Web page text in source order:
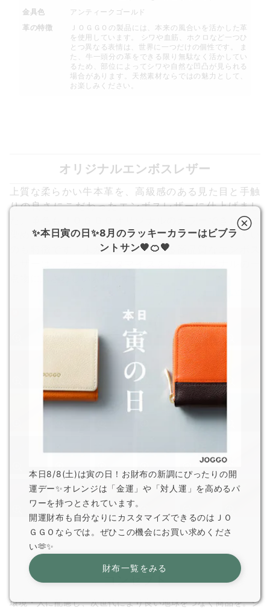
金具色
アンティークゴールド
革の特徴
ＪＯＧＧＯの製品には、本来の風合いを活かした革
を使用しています。 シワや血筋、ホクロなど一つひ
とつ異なる表情は、世界に一つだけの個性です。 ま
た、牛一頭分の革をできる限り無駄なく活かしてい
るため、部位によってシワや自然な凹凸が見られる
場合があります。天然素材ならではの魅力として、
お楽しみください。
オリジナルエンボスレザー
上質な柔らかい牛本革を、高級感のある見た目と手触
りの良さにこだわったエンボスレザーに仕上げまし
た。革色もＪＯＧＧＯオリジナルのカラーできれいに
染め上げました。傷が目立ちにくく、型崩れしにくい
のも特徴です。末永くお使い頂ける高品質なエンボス
コンセプト
環境・人に配慮し、次世代により良い地球をつなぐ商品を。ジ
✨本日寅の日✨8月のラッキーカラーはビブラ
ントサン🧡🍊🧡
本日8/8(土)は寅の日！お財布の新調にぴったりの開
運デー✨オレンジは「金運」や「対人運」を高めるパ
ワーを持つとされています。
開運財布も自分なりにカスタマイズできるのはＪＯ
ＧＧＯならでは。ぜひこの機会にお買い求めくださ
い🫶✨
財布一覧をみる